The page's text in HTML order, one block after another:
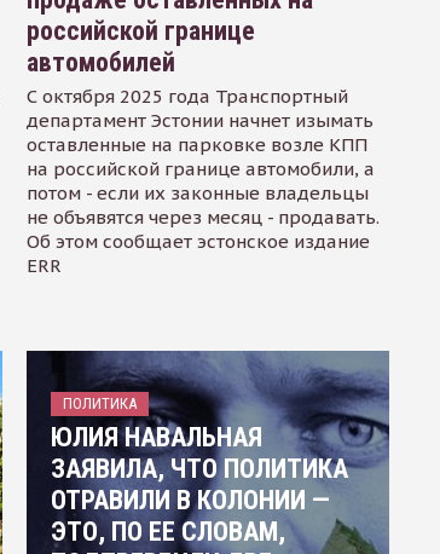
российской границе
автомобилей
С октября 2025 года Транспортный
департамент Эстонии начнет изымать
оставленные на парковке возле КПП
на российской границе автомобили, а
потом - если их законные владельцы
не объявятся через месяц - продавать.
Об этом сообщает эстонское издание
ERR
ПОЛИТИКА
ЮЛИЯ НАВАЛЬНАЯ
ЗАЯВИЛА, ЧТО ПОЛИТИКА
ОТРАВИЛИ В КОЛОНИИ —
ЭТО, ПО ЕЕ СЛОВАМ,